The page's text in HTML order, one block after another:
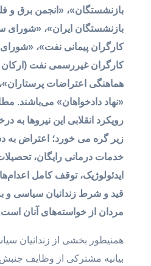
بازنشستگان»، «انجمن برق و
بازنشستگان ایران»، «شورای
کارگران پیمانی نفت»،
کارگران غیررسمی نفت
هماهنگی اعتراضات
«نهاد دادخواهان» می‌باشند.
رویکرد انقلابی این نیروها به
زیر گره می خورد؛
خدمات درمانی رایگان،
ایدئولوژیک، توقف کامل
قید و شرط زندانیان سیاسی و
مردان از خواسته‌های آنان
همنیطور بخشی از زندانیان
بیانیه مشترکی از وظایف